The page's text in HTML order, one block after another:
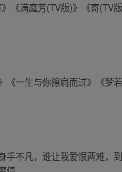
《满庭芳(TV版)》《寄(TV
一生与你擦肩而过》《梦
不凡，谁让我爱恨两难，